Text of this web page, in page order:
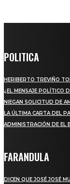
POLITICA
HERIBERTO TREVIÑO
¿EL MENSAJE POLÍTICO
NIEGAN SOLICITUD DE
LA ÚLTIMA CARTA DEL
ADMINISTRACIÓN DE EL
FARANDULA
DICEN QUE JOSÉ JOSÉ